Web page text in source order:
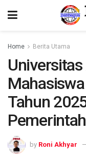
Home Berita Utama
Tahun
by Roni Akhyar